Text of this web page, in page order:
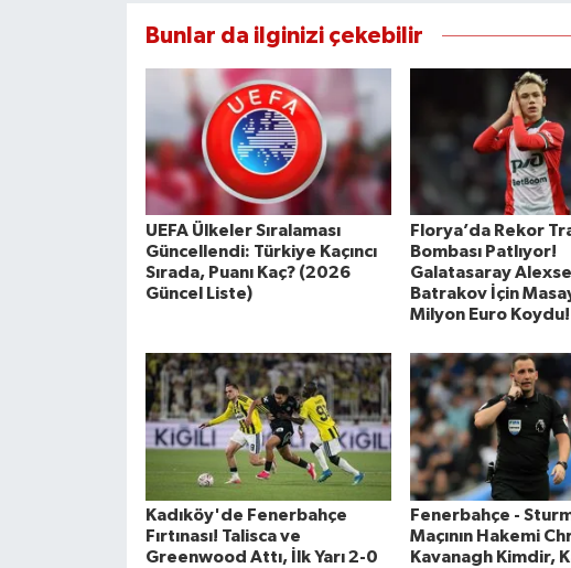
Bunlar da ilginizi çekebilir
UEFA Ülkeler Sıralaması
Güncellendi: Türkiye Kaçıncı
Sırada, Puanı Kaç? (2026
Güncel Liste)
Florya’da Rekor
Bombası Patlıyor!
Galatasaray
Batrakov İçin
Milyon Euro Koydu!
Kadıköy'de Fenerbahçe
Fırtınası! Talisca ve
Greenwood Attı, İlk Yarı 2-0
Fenerbahçe -
Maçının Hakemi
Kavanagh Kimdir,